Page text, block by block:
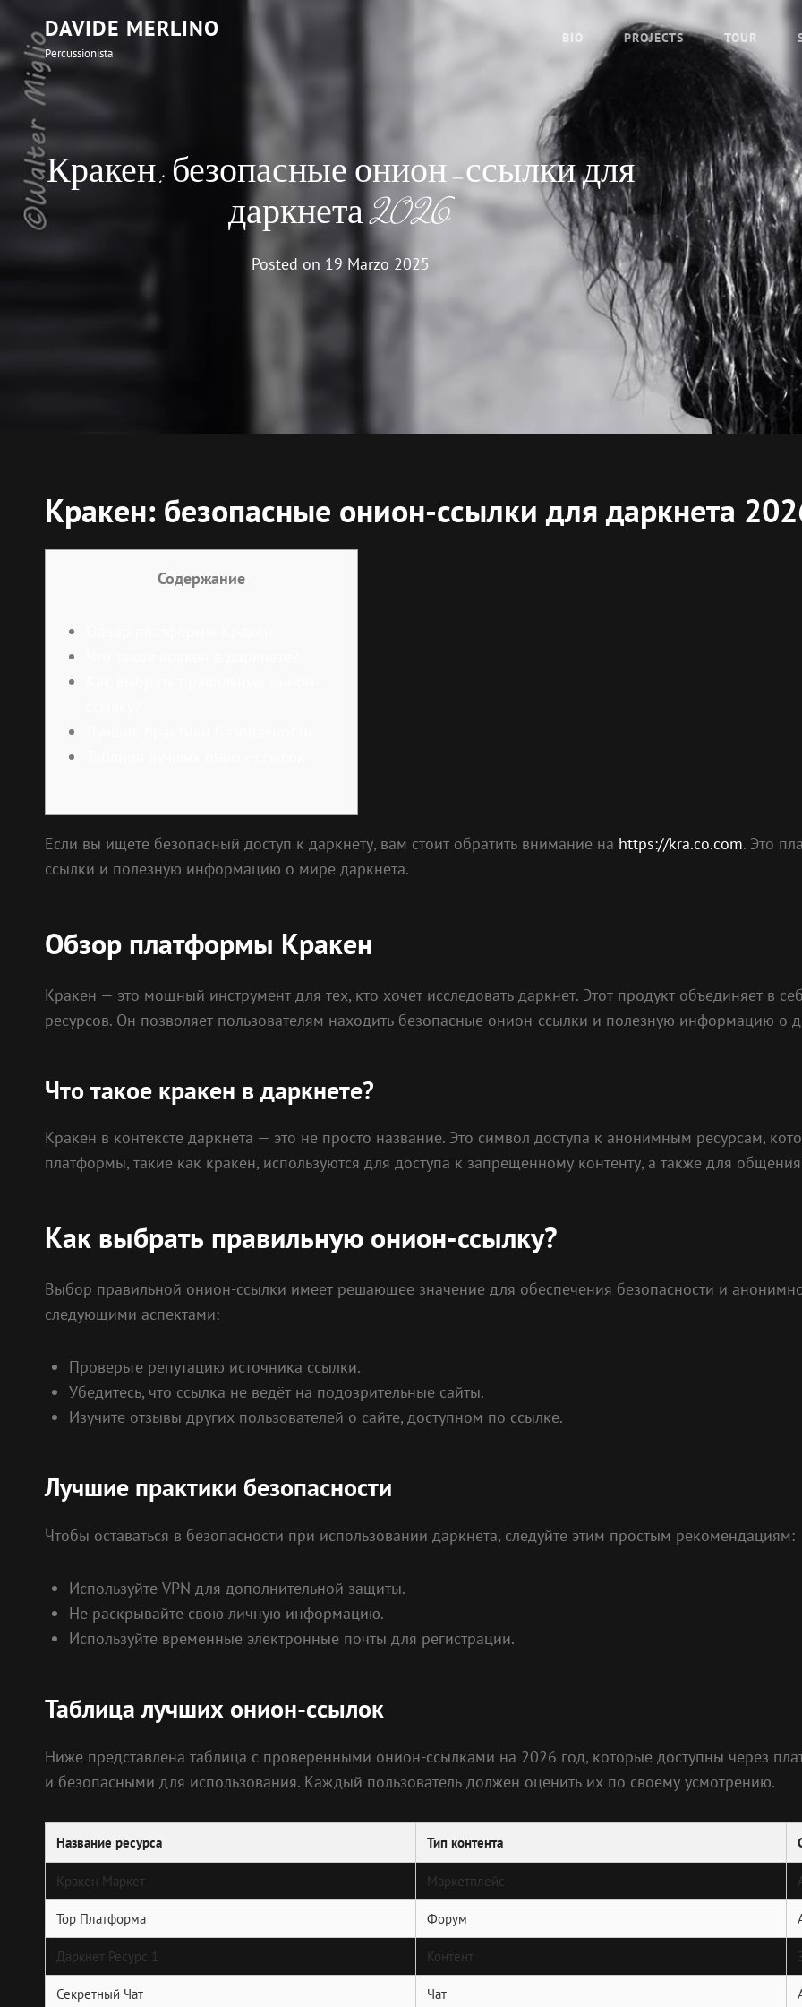
DAVIDE MERLINO
Percussionista
BIO PROJECTS TOUR
Кракен: безопасные онион-ссылки для
даркнета 2026
Posted on 19 Marzo 2025
Кракен: безопасные онион-ссылки для даркнета
Содержание
Если вы ищете безопасный доступ к даркнету, вам стоит обратить внимание на https://kra.co.com. Это
ссылки и полезную информацию о мире даркнета.
Обзор платформы Кракен
Кракен — это мощный инструмент для тех, кто хочет исследовать даркнет. Этот продукт объединяет в
ресурсов. Он позволяет пользователям находить безопасные онион-ссылки и полезную информацию о
Что такое кракен в даркнете?
Кракен в контексте даркнета — это не просто название. Это символ доступа к анонимным ресурсам,
платформы, такие как кракен, используются для доступа к запрещенному контенту, а также для
Как выбрать правильную онион-ссылку?
Выбор правильной онион-ссылки имеет решающее значение для обеспечения безопасности и
следующими аспектами:
Проверьте репутацию источника ссылки.
Убедитесь, что ссылка не ведёт на подозрительные сайты.
Изучите отзывы других пользователей о сайте, доступном по ссылке.
Лучшие практики безопасности
Чтобы оставаться в безопасности при использовании даркнета, следуйте этим простым рекомендациям:
Используйте VPN для дополнительной защиты.
Не раскрывайте свою личную информацию.
Используйте временные электронные почты для регистрации.
Таблица лучших онион-ссылок
Ниже представлена таблица с проверенными онион-ссылками на 2026 год, которые доступны через
и безопасными для использования. Каждый пользователь должен оценить их по своему усмотрению.
Название ресурса Тип контента
Кракен Маркет Маркетплейс
Тор Платформа Форум
Даркнет Ресурс 1 Контент
Секретный Чат Чат